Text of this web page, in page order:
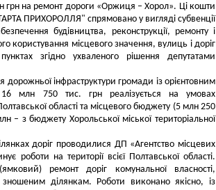
грн на ремонт дороги «Оржиця – Хорол». Ці кошти
ПРИХОРОЛЛЯ" спрямовано у вигляді субвенції
будівництва, реконструкції, ремонту і
користування місцевого значення, вулиць і доріг
згідно ухваленого рішення депутатами
інфраструктури громади із орієнтовним
млн 750 тис. грн реалізується на умовах
області та місцевого бюджету (5 млн 250
– з бюджету Хорольської міської територіальної
доріг проводилися ДП «Агентство місцевих
роботи на території всієї Полтавської області.
ремонт доріг комунальної власності,
ділянкам. Роботи виконано якісно, із